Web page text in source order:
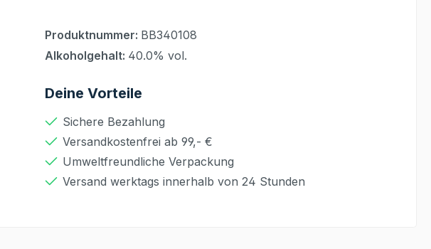
Produktnummer: BB340108
Alkoholgehalt: 40.0% vol.
Deine Vorteile
Sichere Bezahlung
Versandkostenfrei ab 99,- €
Umweltfreundliche Verpackung
Versand werktags innerhalb von 24 Stunden